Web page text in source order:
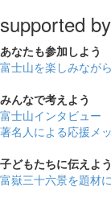
supported by
あなたも参加しよう
富士山を楽しみながら
みんなで考えよう
富士山インタビュー
著名人による応援メ
子どもたちに伝えよう
富嶽三十六景を題材